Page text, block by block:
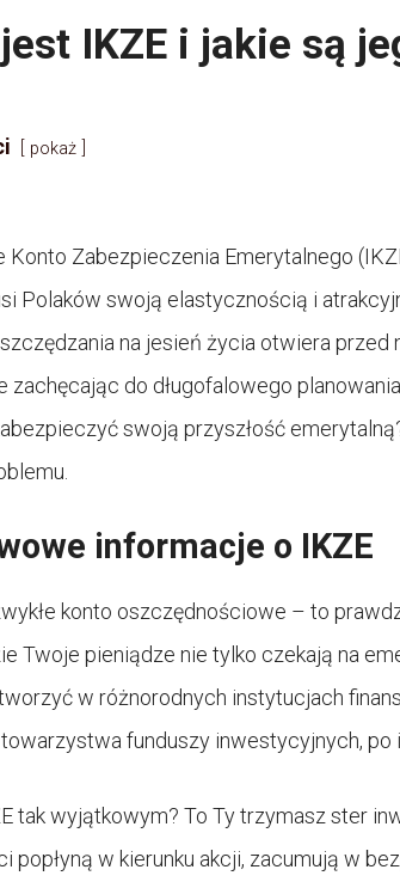
IKZE i jakie są
pokaż
Konto Zabezpieczenia Emerytalnego
Polaków swoją elastycznością i
na jesień życia otwiera
zachęcając do długofalowego
swoją przyszłość
informacje o IKZE
konto oszczędnościowe – to
Twoje pieniądze nie tylko czekają na
w różnorodnych instytucjach
funduszy inwestycyjnych, po
tak wyjątkowym? To Ty trzymasz ster
popłyną w kierunku akcji, zacumują w